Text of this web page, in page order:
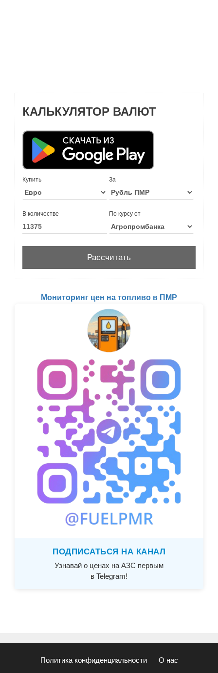
КАЛЬКУЛЯТОР ВАЛЮТ
Купить За
В количестве По курсу от
Мониторинг цен на топливо в ПМР
ПОДПИСАТЬСЯ НА КАНАЛ
Узнавай о ценах на АЗС первым
в Telegram!
Политика конфиденциальности О нас